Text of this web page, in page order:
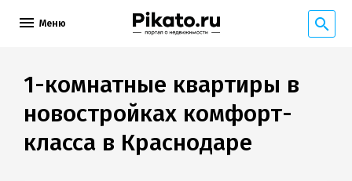
Меню
1-комнатные квартиры в
новостройках комфорт-
класса в Краснодаре